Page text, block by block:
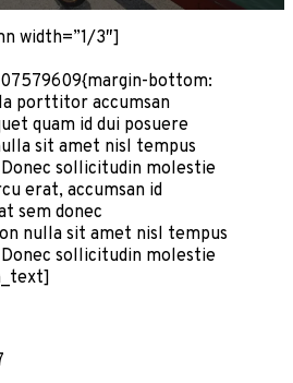
width=”1/3″]
bottom:
porttitor accumsan
quam id dui posuere
sit amet nisl tempus
sollicitudin molestie
erat, accumsan id
sem donec
nulla sit amet nisl tempus
sollicitudin molestie